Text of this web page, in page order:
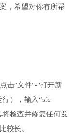
，希望对你有所帮
击"文件"-"打开新
），输入“sfc
将检查并修复任何发
较长。